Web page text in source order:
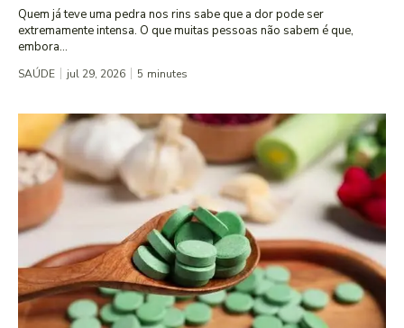
Quem já teve uma pedra nos rins sabe que a dor pode ser
extremamente intensa. O que muitas pessoas não sabem é que,
embora...
SAÚDE jul 29, 2026 5 minutes